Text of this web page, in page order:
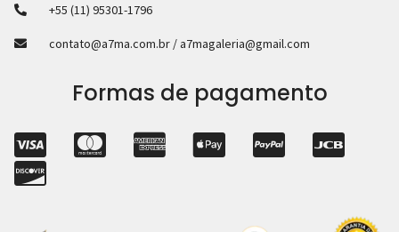
+55 (11) 95301-1796
contato@a7ma.com.br / a7magaleria@gmail.com
Formas de pagamento